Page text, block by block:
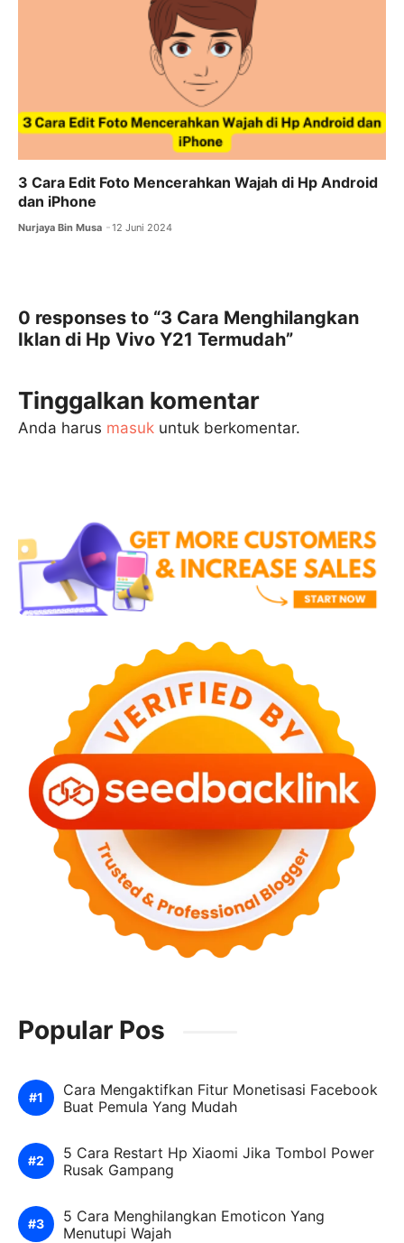
3 Cara Edit Foto Mencerahkan Wajah di Hp Android
dan iPhone
Nurjaya Bin Musa 12 Juni 2024
0 responses to “3 Cara Menghilangkan
Iklan di Hp Vivo Y21 Termudah”
Tinggalkan komentar
Anda harus masuk untuk berkomentar.
Popular Pos
Cara Mengaktifkan Fitur Monetisasi Facebook
Buat Pemula Yang Mudah
5 Cara Restart Hp Xiaomi Jika Tombol Power
Rusak Gampang
5 Cara Menghilangkan Emoticon Yang
Menutupi Wajah